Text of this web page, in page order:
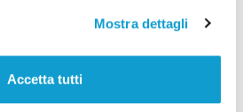
Mostra dettagli
Accetta tutti